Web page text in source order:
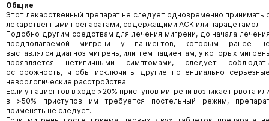
Общие
Этот лекарственный препарат не следует одновременно принимать
лекарственными препаратами, содержащими АСК или парацетамол.
Подобно другим средствам для лечения мигрени, до начала
предполагаемой мигрени у пациентов, которым ранее
выставлялся диагноз мигрень, или тем пациентам, у которых
проявляется нетипичными симптомами, следует
осторожность, чтобы исключить другие потенциально
неврологические расстройства.
Если у пациентов в ходе >20% приступов мигрени возникает рвота
в >50% приступов им требуется постельный режим,
применять не следует.